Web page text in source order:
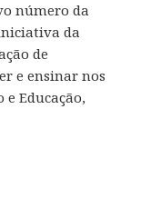
número da
da
de
e ensinar nos
Educação,